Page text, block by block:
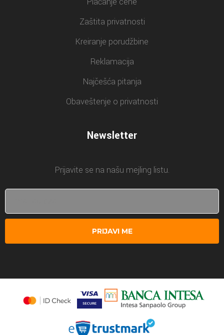
Zaštita privatnosti
Kreiranje porudžbine
Reklamacija
Najčešća pitanja
Obaveštenje o privatnosti
Newsletter
Prijavite se na našu mejling listu.
PRIJAVI ME